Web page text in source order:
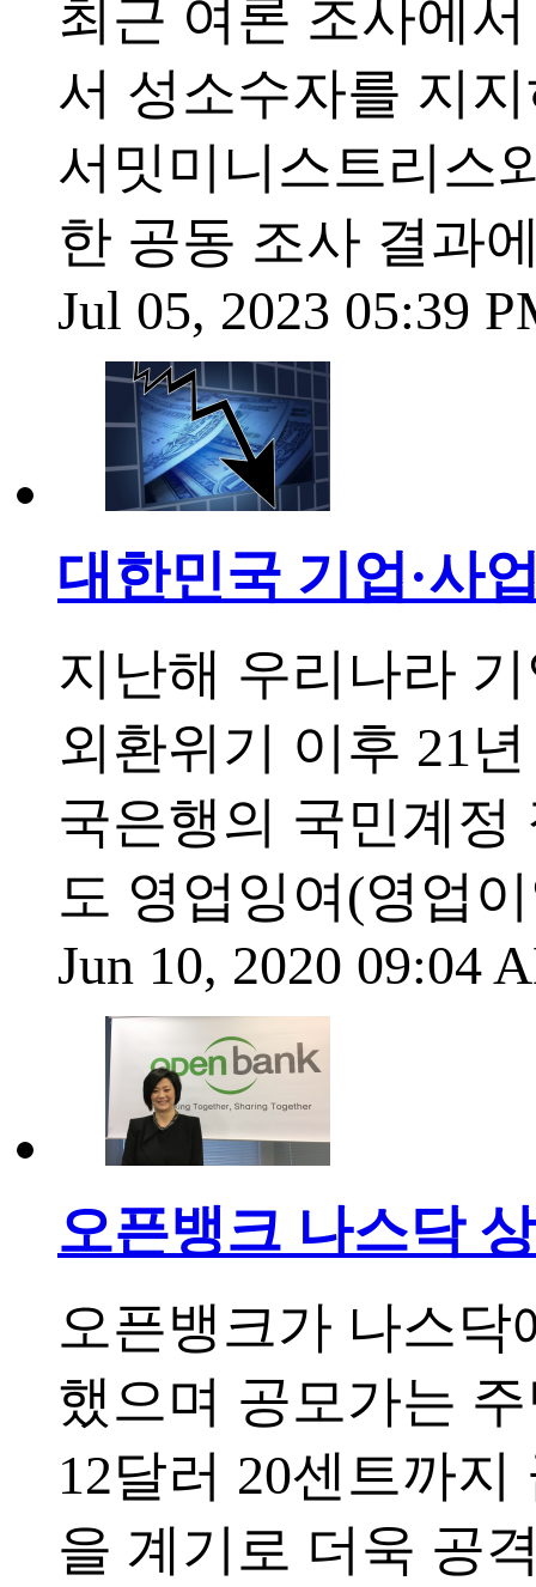
최근 여론 조사에
서 성소수자를 지
서밋미니스트리스
한 공동 조사 결과
Jul 05, 2023 05:39
대한민국 기업·사
지난해 우리나라
외환위기 이후 21
국은행의 국민계정
도 영업잉여(영업
Jun 10, 2020 09:04
오픈뱅크 나스닥
오픈뱅크가 나스닥
했으며 공모가는
12달러 20센트까
을 계기로 더욱 공